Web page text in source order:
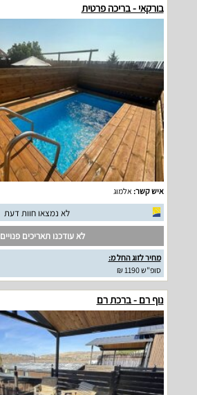
בורקאי - בריכה פרטית
איש קשר: אלמוג
לא נמצאו חוות דעת
לא עודכנו תאריכים פנויים
מחיר לזוג החל מ:
סופ"ש 1190 ₪
נוף רם - ברכת רם